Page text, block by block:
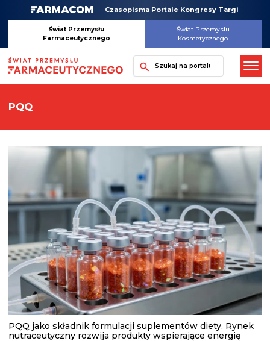
Czasopisma Portale Kongresy Targi
Świat Przemysłu
Farmaceutycznego
Świat Przemysłu
Kosmetycznego
Szukaj
PQQ
PQQ jako składnik formulacji suplementów diety. Rynek
nutraceutyczny rozwija produkty wspierające energię